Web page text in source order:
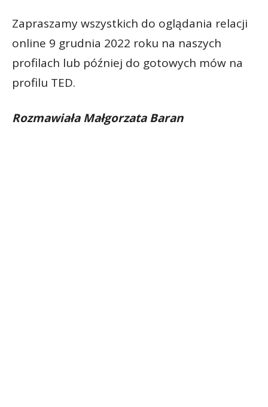
Zapraszamy wszystkich do oglądania relacji
online 9 grudnia 2022 roku na naszych
profilach lub później do gotowych mów na
profilu TED.
Rozmawiała Małgorzata Baran